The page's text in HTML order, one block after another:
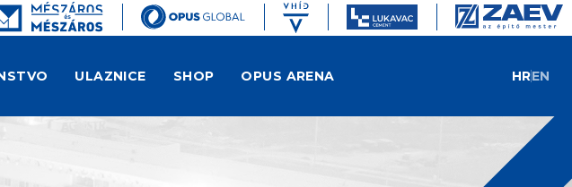
ULAZNICE SHOP OPUS ARENA HREN